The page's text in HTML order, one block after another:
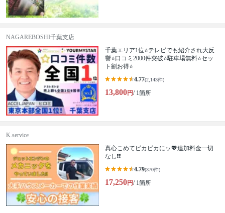
NAGAREBOSHI千葉支店
千葉エリア1位⭐テレビでも紹介され大反
響⭐️口コミ2000件突破⭐️駐車場無料⭐セッ
ト割お得⭐
4.77(2,143件)
13,800円/ 1箇所
K.service
真心こめてピカピカにッ💖追加料金一切
なし❗️❗️
4.79(370件)
17,250円/ 1箇所